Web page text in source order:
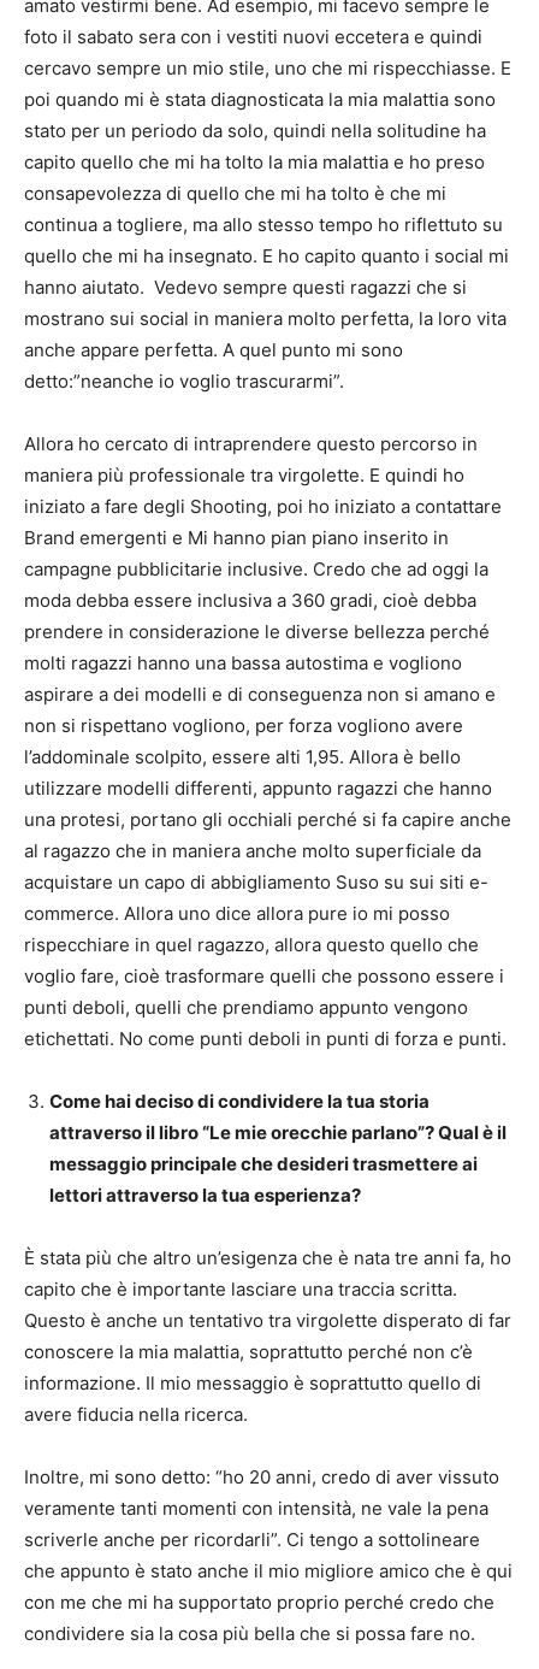
amato vestirmi bene. Ad esempio, mi facevo sempre le
foto il sabato sera con i vestiti nuovi eccetera e quindi
cercavo sempre un mio stile, uno che mi rispecchiasse. E
poi quando mi è stata diagnosticata la mia malattia sono
stato per un periodo da solo, quindi nella solitudine ha
capito quello che mi ha tolto la mia malattia e ho preso
consapevolezza di quello che mi ha tolto è che mi
continua a togliere, ma allo stesso tempo ho riflettuto su
quello che mi ha insegnato. E ho capito quanto i social mi
hanno aiutato. Vedevo sempre questi ragazzi che si
mostrano sui social in maniera molto perfetta, la loro vita
anche appare perfetta. A quel punto mi sono
detto:”neanche io voglio trascurarmi”.
Allora ho cercato di intraprendere questo percorso in
maniera più professionale tra virgolette. E quindi ho
iniziato a fare degli Shooting, poi ho iniziato a contattare
Brand emergenti e Mi hanno pian piano inserito in
campagne pubblicitarie inclusive. Credo che ad oggi la
moda debba essere inclusiva a 360 gradi, cioè debba
prendere in considerazione le diverse bellezza perché
molti ragazzi hanno una bassa autostima e vogliono
aspirare a dei modelli e di conseguenza non si amano e
non si rispettano vogliono, per forza vogliono avere
l’addominale scolpito, essere alti 1,95. Allora è bello
utilizzare modelli differenti, appunto ragazzi che hanno
una protesi, portano gli occhiali perché si fa capire anche
al ragazzo che in maniera anche molto superficiale da
acquistare un capo di abbigliamento Suso su sui siti e-
commerce. Allora uno dice allora pure io mi posso
rispecchiare in quel ragazzo, allora questo quello che
voglio fare, cioè trasformare quelli che possono essere i
punti deboli, quelli che prendiamo appunto vengono
etichettati. No come punti deboli in punti di forza e punti.
Come hai deciso di condividere la tua storia
attraverso il libro “Le mie orecchie parlano”? Qual è il
messaggio principale che desideri trasmettere ai
lettori attraverso la tua esperienza?
È stata più che altro un’esigenza che è nata tre anni fa, ho
capito che è importante lasciare una traccia scritta.
Questo è anche un tentativo tra virgolette disperato di far
conoscere la mia malattia, soprattutto perché non c’è
informazione. Il mio messaggio è soprattutto quello di
avere fiducia nella ricerca.
Inoltre, mi sono detto: “ho 20 anni, credo di aver vissuto
veramente tanti momenti con intensità, ne vale la pena
scriverle anche per ricordarli”. Ci tengo a sottolineare
che appunto è stato anche il mio migliore amico che è qui
con me che mi ha supportato proprio perché credo che
condividere sia la cosa più bella che si possa fare no.